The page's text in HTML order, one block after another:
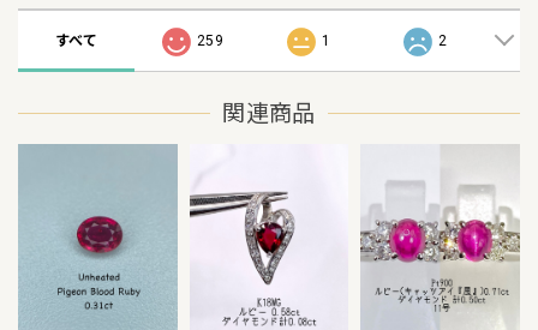
すべて 259 1 2
関連商品